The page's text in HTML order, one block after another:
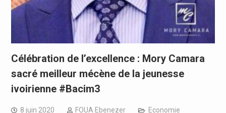
Célébration de l’excellence : Mory Camara
sacré meilleur mécène de la jeunesse
ivoirienne #Bacim3
8 juin 2020 FOUA Ebenezer Economie